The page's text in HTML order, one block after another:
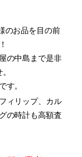
のお品を目の前
の中島まで是非
す。
ィリップ、カル
の時計も高額査